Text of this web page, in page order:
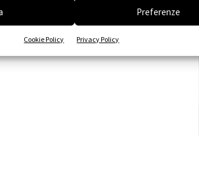
Preferenze
Cookie Policy Privacy Policy